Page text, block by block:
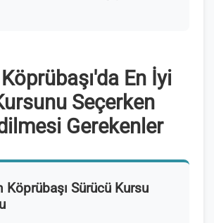
En İyi
Seçerken
Gerekenler
Köprübaşı Sürücü Kursu